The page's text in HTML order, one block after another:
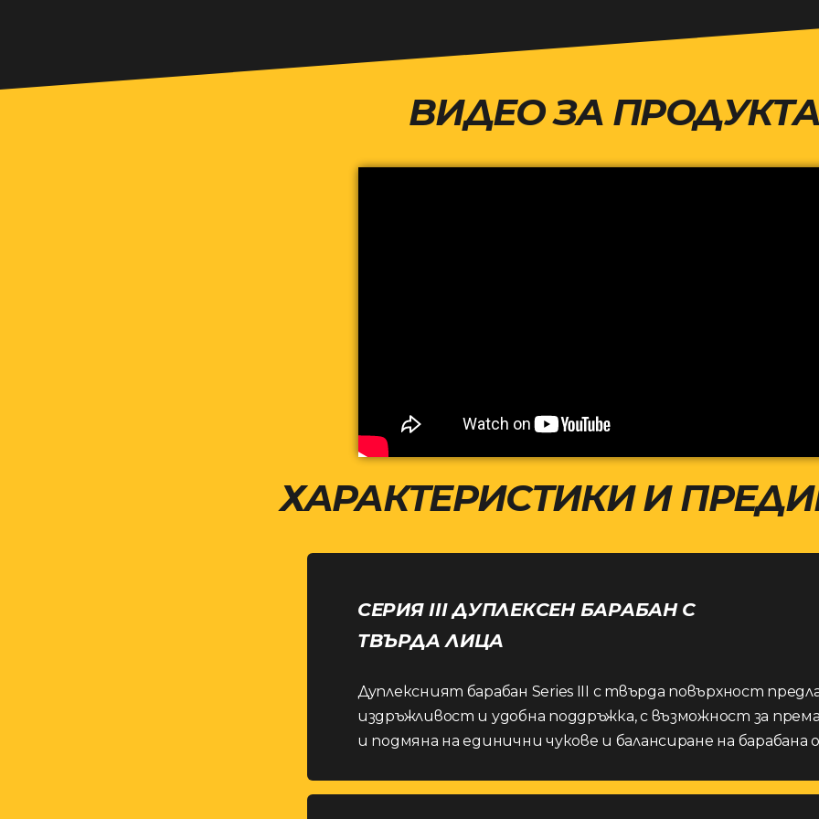
ВИДЕО ЗА ПРОДУКТА
ХАРАКТЕРИСТИКИ И
СЕРИЯ III ДУПЛЕКСЕН БАРАБАН С
ТВЪРДА ЛИЦА
Дуплексният барабан Series III с твърда повърхност
издръжливост и удобна поддръжка, с възможност за
и подмяна на единични чукове и балансиране на барабана